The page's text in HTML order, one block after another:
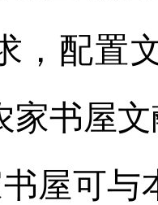
，配置
家书屋
屋可